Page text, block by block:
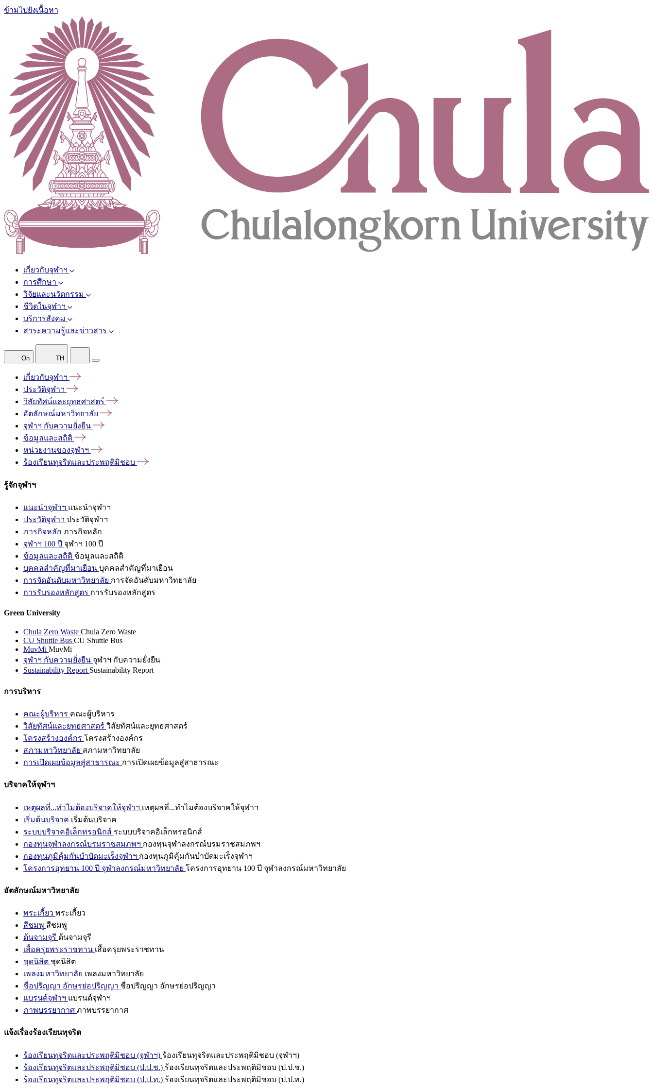
ข้ามไปยังเนื้อหา
เกี่ยวกับจุฬาฯ
การศึกษา
วิจัยและนวัตกรรม
ชีวิตในจุฬาฯ
บริการสังคม
สาระความรู้และข่าวสาร
On TH
เกี่ยวกับจุฬาฯ
ประวัติจุฬาฯ
วิสัยทัศน์และยุทธศาสตร์
อัตลักษณ์มหาวิทยาลัย
จุฬาฯ กับความยั่งยืน
ข้อมูลและสถิติ
หน่วยงานของจุฬาฯ
ร้องเรียนทุจริตและประพฤติมิชอบ
รู้จักจุฬาฯ
แนะนำจุฬาฯ แนะนำจุฬาฯ
ประวัติจุฬาฯ ประวัติจุฬาฯ
ภารกิจหลัก ภารกิจหลัก
จุฬาฯ 100 ปี จุฬาฯ 100 ปี
ข้อมูลและสถิติ ข้อมูลและสถิติ
บุคคลสำคัญที่มาเยือน บุคคลสำคัญที่มาเยือน
การจัดอันดับมหาวิทยาลัย การจัดอันดับมหาวิทยาลัย
การรับรองหลักสูตร การรับรองหลักสูตร
Green University
Chula Zero Waste Chula Zero Waste
CU Shuttle Bus CU Shuttle Bus
MuvMi MuvMi
จุฬาฯ กับความยั่งยืน จุฬาฯ กับความยั่งยืน
Sustainability Report Sustainability Report
การบริหาร
คณะผู้บริหาร คณะผู้บริหาร
วิสัยทัศน์และยุทธศาสตร์ วิสัยทัศน์และยุทธศาสตร์
โครงสร้างองค์กร โครงสร้างองค์กร
สภามหาวิทยาลัย สภามหาวิทยาลัย
การเปิดเผยข้อมูลสู่สาธารณะ การเปิดเผยข้อมูลสู่สาธารณะ
บริจาคให้จุฬาฯ
เหตุผลที่...ทำไมต้องบริจาคให้จุฬาฯ เหตุผลที่...ทำไมต้องบริจาคให้จุฬาฯ
เริ่มต้นบริจาค เริ่มต้นบริจาค
ระบบบริจาคอิเล็กทรอนิกส์ ระบบบริจาคอิเล็กทรอนิกส์
กองทุนจุฬาลงกรณ์บรมราชสมภพฯ กองทุนจุฬาลงกรณ์บรมราชสมภพฯ
กองทุนภูมิคุ้มกันบำบัดมะเร็งจุฬาฯ กองทุนภูมิคุ้มกันบำบัดมะเร็งจุฬาฯ
โครงการอุทยาน 100 ปี จุฬาลงกรณ์มหาวิทยาลัย โครงการอุทยาน 100 ปี จุฬาลงกรณ์มหาวิทยาลัย
อัตลักษณ์มหาวิทยาลัย
พระเกี้ยว พระเกี้ยว
สีชมพู สีชมพู
ต้นจามจุรี ต้นจามจุรี
เสื้อครุยพระราชทาน เสื้อครุยพระราชทาน
ชุดนิสิต ชุดนิสิต
เพลงมหาวิทยาลัย เพลงมหาวิทยาลัย
ชื่อปริญญา อักษรย่อปริญญา ชื่อปริญญา อักษรย่อปริญญา
แบรนด์จุฬาฯ แบรนด์จุฬาฯ
ภาพบรรยากาศ ภาพบรรยากาศ
แจ้งเรื่องร้องเรียนทุจริต
ร้องเรียนทุจริตและประพฤติมิชอบ (จุฬาฯ) ร้องเรียนทุจริตและประพฤติมิชอบ (จุฬาฯ)
ร้องเรียนทุจริตและประพฤติมิชอบ (ป.ป.ช.) ร้องเรียนทุจริตและประพฤติมิชอบ (ป.ป.ช.)
ร้องเรียนทุจริตและประพฤติมิชอบ (ป.ป.ท.) ร้องเรียนทุจริตและประพฤติมิชอบ (ป.ป.ท.)